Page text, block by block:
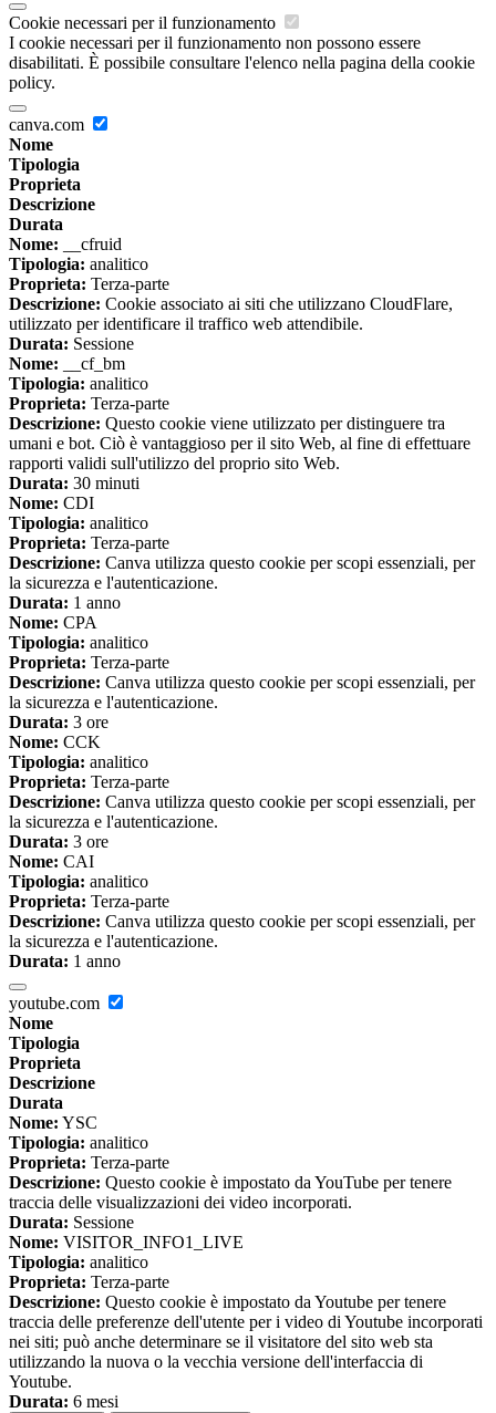
Cookie necessari per il funzionamento
I cookie necessari per il funzionamento non possono essere
disabilitati. È possibile consultare l'elenco nella pagina della cookie
policy.
canva.com
Nome
Tipologia
Proprieta
Descrizione
Durata
Nome: __cfruid
Tipologia: analitico
Proprieta: Terza-parte
Descrizione: Cookie associato ai siti che utilizzano CloudFlare,
utilizzato per identificare il traffico web attendibile.
Durata: Sessione
Nome: __cf_bm
Tipologia: analitico
Proprieta: Terza-parte
Descrizione: Questo cookie viene utilizzato per distinguere tra
umani e bot. Ciò è vantaggioso per il sito Web, al fine di effettuare
rapporti validi sull'utilizzo del proprio sito Web.
Durata: 30 minuti
Nome: CDI
Tipologia: analitico
Proprieta: Terza-parte
Descrizione: Canva utilizza questo cookie per scopi essenziali, per
la sicurezza e l'autenticazione.
Durata: 1 anno
Nome: CPA
Tipologia: analitico
Proprieta: Terza-parte
Descrizione: Canva utilizza questo cookie per scopi essenziali, per
la sicurezza e l'autenticazione.
Durata: 3 ore
Nome: CCK
Tipologia: analitico
Proprieta: Terza-parte
Descrizione: Canva utilizza questo cookie per scopi essenziali, per
la sicurezza e l'autenticazione.
Durata: 3 ore
Nome: CAI
Tipologia: analitico
Proprieta: Terza-parte
Descrizione: Canva utilizza questo cookie per scopi essenziali, per
la sicurezza e l'autenticazione.
Durata: 1 anno
youtube.com
Nome
Tipologia
Proprieta
Descrizione
Durata
Nome: YSC
Tipologia: analitico
Proprieta: Terza-parte
Descrizione: Questo cookie è impostato da YouTube per tenere
traccia delle visualizzazioni dei video incorporati.
Durata: Sessione
Nome: VISITOR_INFO1_LIVE
Tipologia: analitico
Proprieta: Terza-parte
Descrizione: Questo cookie è impostato da Youtube per tenere
traccia delle preferenze dell'utente per i video di Youtube incorporati
nei siti; può anche determinare se il visitatore del sito web sta
utilizzando la nuova o la vecchia versione dell'interfaccia di
Youtube.
Durata: 6 mesi